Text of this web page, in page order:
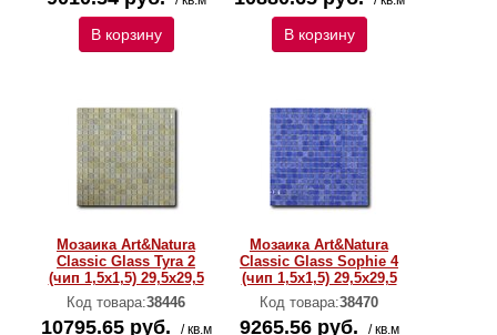
В корзину В корзину
Мозаика Art&Natura
Classic Glass Tyra 2
(чип 1,5х1,5) 29,5x29,5
Код товара:38446
10795.65 руб. / кв.м
Мозаика Art&Natura
Classic Glass Sophie 4
(чип 1,5х1,5) 29,5x29,5
Код товара:38470
9265.56 руб. / кв.м